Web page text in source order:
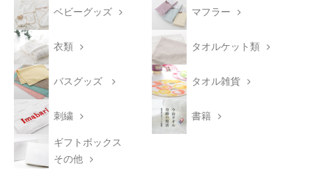
ベビーグッズ マフラー
衣類 タオルケット類
バスグッズ タオル雑貨
刺繍 書籍
ギフトボックス
その他